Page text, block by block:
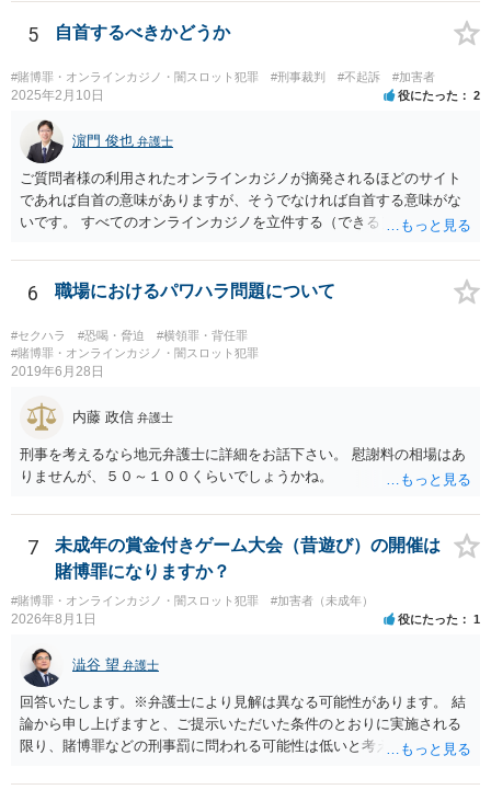
5 自首するべきかどうか
#賭博罪・オンラインカジノ・闇スロット犯罪 #刑事裁判 #不起訴 #加害者
2025年2月10日 役にたった 2
濵門 俊也 弁護士
ご質問者様の利用されたオンラインカジノが摘発されるほどのサイト
であれば自首の意味がありますが、そうでなければ自首する意味がな
いです。 すべてのオンラインカジノを立件する（できる）わけでもな
6 職場におけるパワハラ問題について
#セクハラ #恐喝・脅迫
#横領罪・背任罪
#賭博罪・オンラインカジノ・闇スロット犯罪
2019年6月28日
内藤 政信 弁護士
刑事を考えるなら地元弁護士に詳細をお話下さい。 慰謝料の相場はあ
りませんが、５０～１００くらいでしょうかね。
7
未成年の賞金付きゲーム大会（昔遊び）の開催は
賭博罪になりますか？
#賭博罪・オンラインカジノ・闇スロット犯罪 #加害者（未成年）
2026年8月1日 役にたった 1
澁谷 望 弁護士
回答いたします。※弁護士により見解は異なる可能性があります。 結
論から申し上げますと、ご提示いただいた条件のとおりに実施される
限り、賭博罪などの刑事罰に問われる可能性は低いと考えられます
答】 賭博罪は、参加者が互いに財物を賭けてその得喪を争う場合に成